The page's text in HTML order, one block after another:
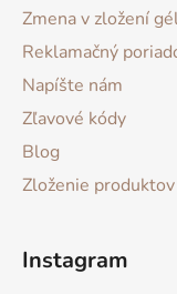
Zmena v zložení
Reklamačný
Napíšte nám
Zľavové kódy
Blog
Zloženie produktov
Instagram